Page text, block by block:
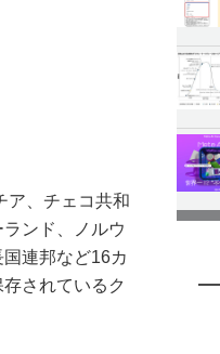
ア、チェコ共和
ンド、ノルウ
連邦など16カ
されているク